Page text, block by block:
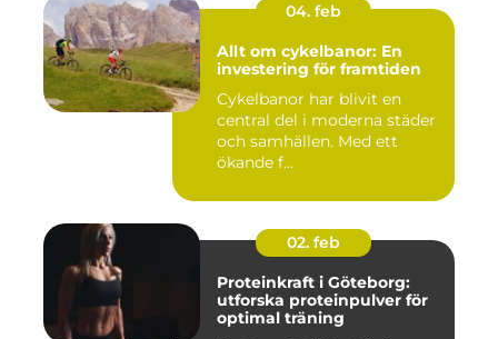
04. feb
Allt om cykelbanor: En
investering för framtiden
Cykelbanor har blivit en
central del i moderna städer
och samhällen. Med ett
ökande f...
02. feb
Proteinkraft i Göteborg:
utforska proteinpulver för
optimal träning